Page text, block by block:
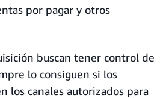
por pagar y otros
buscan tener control de
lo consiguen si los
los canales autorizados para